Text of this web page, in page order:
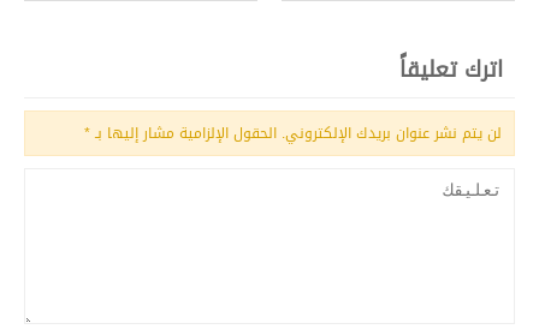
اترك تعليقاً
لن يتم نشر عنوان بريدك الإلكتروني. الحقول الإلزامية مشار إليها بـ*